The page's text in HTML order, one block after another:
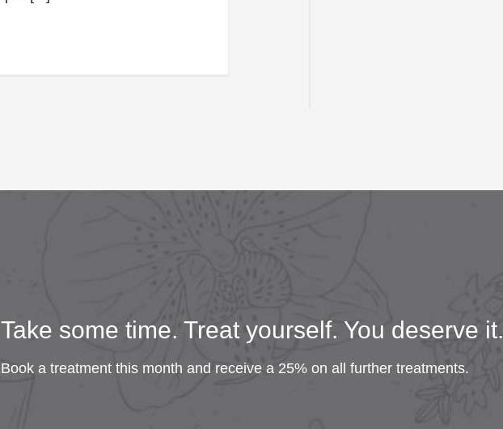
Take some time. Treat yourself. You deserve it.
Book a treatment this month and receive a 25% on all further treatments.